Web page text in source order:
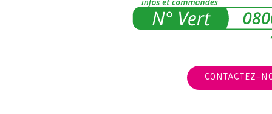
CONTACTEZ-